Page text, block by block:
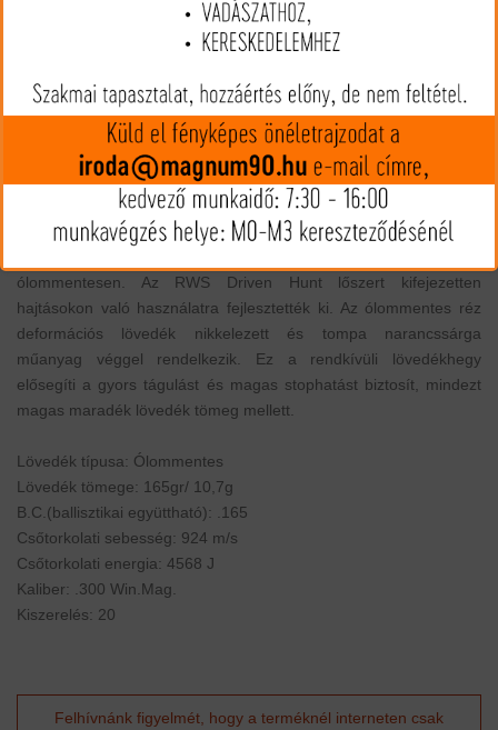
RWS
Kaliber: 300 Win.Mag
MIP kártya jóváírás: 200 Kártyát igényelek
Az RWS legújabb lőszere, a DRIVEN HUNT a már régóta várt
ólommentesen. Az RWS Driven Hunt lőszert kifejezetten
hajtásokon való használatra fejlesztették ki. Az ólommentes réz
deformációs lövedék nikkelezett és tompa narancssárga
műanyag véggel rendelkezik. Ez a rendkívüli lövedékhegy
elősegíti a gyors tágulást és magas stophatást biztosít, mindezt
magas maradék lövedék tömeg mellett.
Lövedék típusa: Ólommentes
Lövedék tömege: 165gr/ 10,7g
B.C.(ballisztikai együttható): .165
Csőtorkolati sebesség: 924 m/s
Csőtorkolati energia: 4568 J
Kaliber: .300 Win.Mag.
Kiszerelés: 20
Felhívnánk figyelmét, hogy a terméknél interneten csak